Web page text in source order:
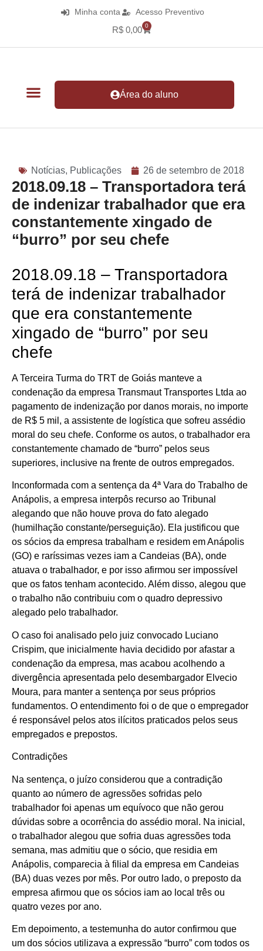
Minha conta Acesso Preventivo
R$ 0,00 0
Área do aluno
Notícias, Publicações 26 de setembro de 2018
2018.09.18 – Transportadora terá
de indenizar trabalhador que era
constantemente xingado de
“burro” por seu chefe
2018.09.18 – Transportadora
terá de indenizar trabalhador
que era constantemente
xingado de “burro” por seu
chefe
A Terceira Turma do TRT de Goiás manteve a
condenação da empresa Transmaut Transportes Ltda ao
pagamento de indenização por danos morais, no importe
de R$ 5 mil, a assistente de logística que sofreu assédio
moral do seu chefe. Conforme os autos, o trabalhador era
constantemente chamado de “burro” pelos seus
superiores, inclusive na frente de outros empregados.
Inconformada com a sentença da 4ª Vara do Trabalho de
Anápolis, a empresa interpôs recurso ao Tribunal
alegando que não houve prova do fato alegado
(humilhação constante/perseguição). Ela justificou que
os sócios da empresa trabalham e residem em Anápolis
(GO) e raríssimas vezes iam a Candeias (BA), onde
atuava o trabalhador, e por isso afirmou ser impossível
que os fatos tenham acontecido. Além disso, alegou que
o trabalho não contribuiu com o quadro depressivo
alegado pelo trabalhador.
O caso foi analisado pelo juiz convocado Luciano
Crispim, que inicialmente havia decidido por afastar a
condenação da empresa, mas acabou acolhendo a
divergência apresentada pelo desembargador Elvecio
Moura, para manter a sentença por seus próprios
fundamentos. O entendimento foi o de que o empregador
é responsável pelos atos ilícitos praticados pelos seus
empregados e prepostos.
Contradições
Na sentença, o juízo considerou que a contradição
quanto ao número de agressões sofridas pelo
trabalhador foi apenas um equívoco que não gerou
dúvidas sobre a ocorrência do assédio moral. Na inicial,
o trabalhador alegou que sofria duas agressões toda
semana, mas admitiu que o sócio, que residia em
Anápolis, comparecia à filial da empresa em Candeias
(BA) duas vezes por mês. Por outro lado, o preposto da
empresa afirmou que os sócios iam ao local três ou
quatro vezes por ano.
Em depoimento, a testemunha do autor confirmou que
um dos sócios utilizava a expressão “burro” com todos os